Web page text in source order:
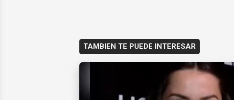
TAMBIEN TE PUEDE INTERESAR